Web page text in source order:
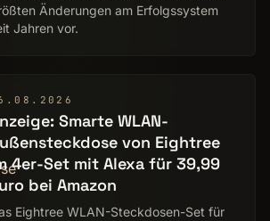
Änderungen am Erfolgssystem
Jahren vor.
Smarte WLAN-
von Eightree
4er-Set mit Alexa für 39,99
bei Amazon
Eightree WLAN-Steckdosen-Set für